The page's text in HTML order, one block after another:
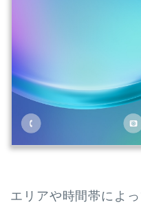
エリアや時間帯によ